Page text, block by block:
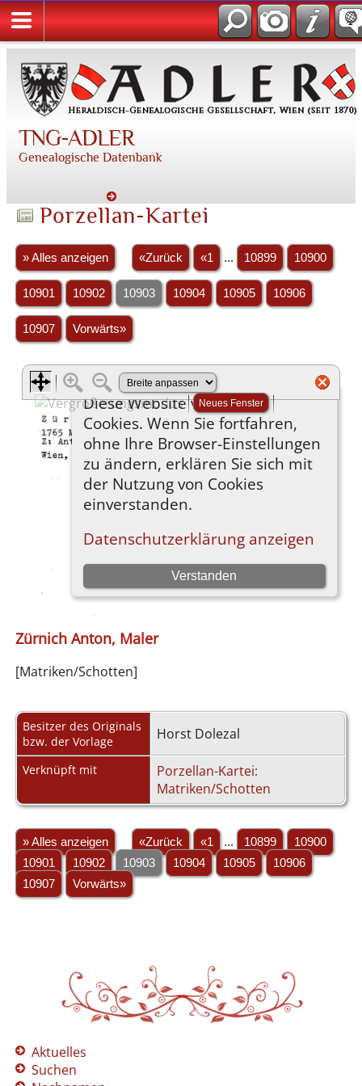
TNG-ADLER
Genealogische Datenbank
Porzellan-Kartei
» Alles anzeigen «Zurück «1 ... 10899 10900
10901 10902 10903 10904 10905 10906
10907 Vorwärts»
Zürnich Anton, Maler
[Matriken/Schotten]
Besitzer des Originals
bzw. der Vorlage
Horst Dolezal
Verknüpft mit
Porzellan-Kartei:
Matriken/Schotten
» Alles anzeigen «Zurück «1 ... 10899
10900
10901
10902 10903 10904 10905
10906
10907
Vorwärts»
Aktuelles
Suchen